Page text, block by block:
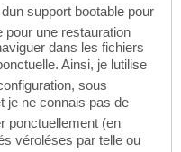
support bootable pour
pour une restauration
dans les fichiers
Ainsi, je lutilise
sous
je ne connais pas de
ponctuellement (en
véroléses par telle ou